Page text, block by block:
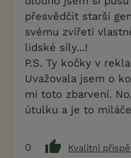
přesvědčit starší
svému zvířeti
lidské síly...!
P.S. Ty kočky v
Uvažovala jsem o
mi toto zbarvení.
útulku a je to
0
Kvalitní